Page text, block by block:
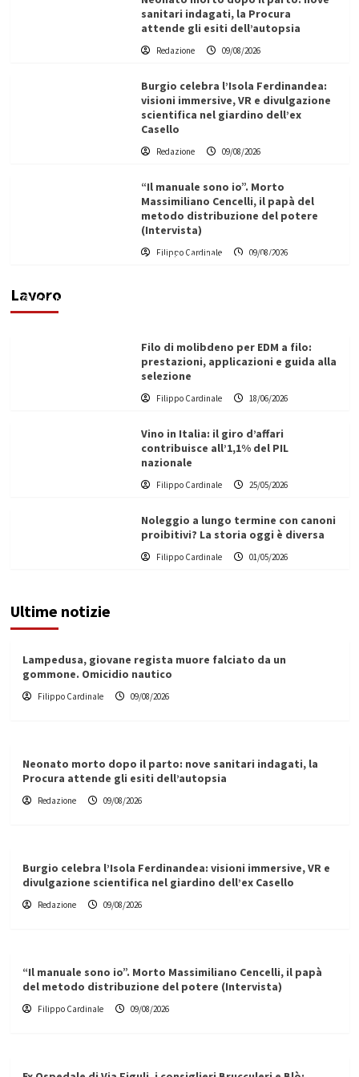
sanitari indagati, la Procura
attende gli esiti dell’autopsia
Redazione 09/08/2026
Burgio celebra l’Isola Ferdinandea:
visioni immersive, VR e divulgazione
scientifica nel giardino dell’ex
Casello
Redazione 09/08/2026
“Il manuale sono io”. Morto
Massimiliano Cencelli, il papà del
metodo distribuzione del potere
(Intervista)
Filippo Cardinale 09/08/2026
Lavoro
L’ingegnere saccense Buscarnera partner chiave
di un progetto transnazionale per la transizione
Filippo Cardinale
Filo di molibdeno per EDM a filo:
prestazioni, applicazioni e guida alla
selezione
Filippo Cardinale 18/06/2026
Vino in Italia: il giro d’affari
contribuisce all’1,1% del PIL
nazionale
Filippo Cardinale 25/05/2026
Noleggio a lungo termine con canoni
proibitivi? La storia oggi è diversa
Filippo Cardinale 01/05/2026
Ultime notizie
Lampedusa, giovane regista muore falciato da un
gommone. Omicidio nautico
Filippo Cardinale 09/08/2026
Neonato morto dopo il parto: nove sanitari indagati, la
Procura attende gli esiti dell’autopsia
Redazione 09/08/2026
Burgio celebra l’Isola Ferdinandea: visioni immersive, VR e
divulgazione scientifica nel giardino dell’ex Casello
Redazione 09/08/2026
“Il manuale sono io”. Morto Massimiliano Cencelli, il papà
del metodo distribuzione del potere (Intervista)
Filippo Cardinale 09/08/2026